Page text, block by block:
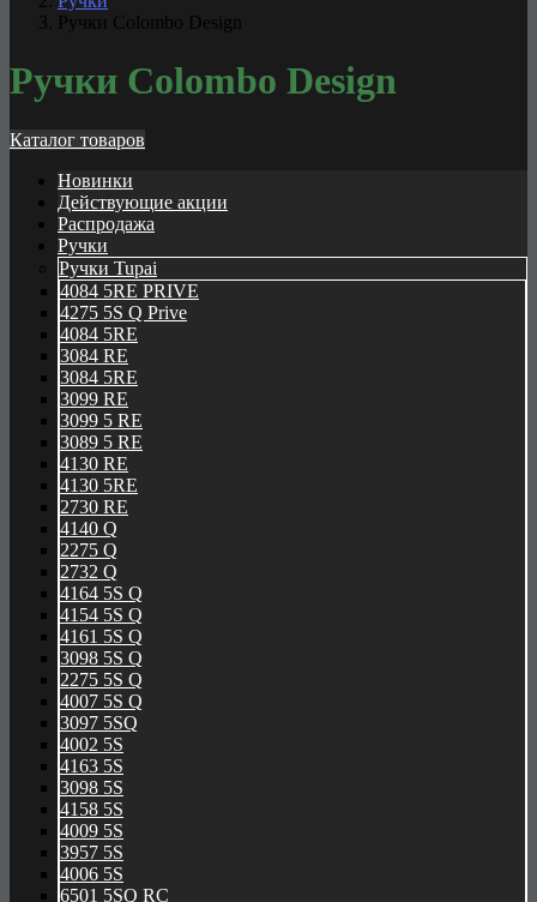
Ручки Colombo Design
Ручки Colombo Design
Каталог товаров
Новинки
Действующие акции
Распродажа
Ручки
Ручки Tupai
4084 5RE PRIVE
4275 5S Q Prive
4084 5RE
3084 RE
3084 5RE
3099 RE
3099 5 RE
3089 5 RE
4130 RE
4130 5RE
2730 RE
4140 Q
2275 Q
2732 Q
4164 5S Q
4154 5S Q
4161 5S Q
3098 5S Q
2275 5S Q
4007 5S Q
3097 5SQ
4002 5S
4163 5S
3098 5S
4158 5S
4009 5S
3957 5S
4006 5S
6501 5SQ RC